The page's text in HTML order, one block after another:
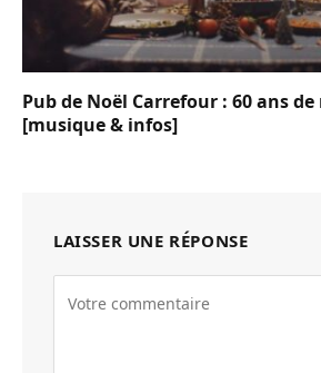
Pub de Noël Carrefour : 60 ans
[musique & infos]
LAISSER UNE RÉPONSE